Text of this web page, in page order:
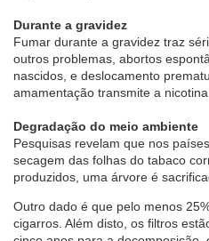
Durante a gravidez
Fumar durante a gravidez traz
outros problemas, abortos
nascidos, e deslocamento
amamentação transmite a
Degradação do meio ambiente
Pesquisas revelam que nos
secagem das folhas do tabaco
produzidos, uma árvore é
Outro dado é que pelo menos
cigarros. Além disto, os filtros